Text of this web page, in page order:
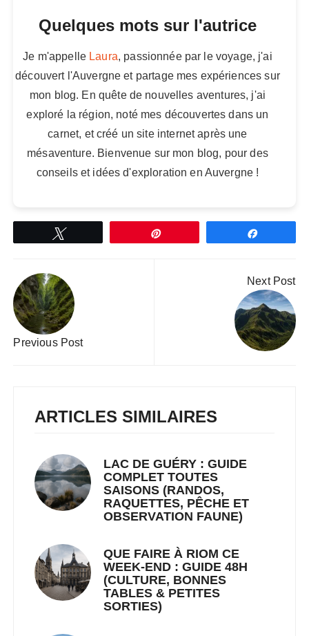
Quelques mots sur l'autrice
Je m'appelle Laura, passionnée par le voyage, j'ai
découvert l'Auvergne et partage mes expériences sur
mon blog. En quête de nouvelles aventures, j'ai
exploré la région, noté mes découvertes dans un
carnet, et créé un site internet après une
mésaventure. Bienvenue sur mon blog, pour des
conseils et idées d'exploration en Auvergne !
Navigation
de
l’article
Previous Post
Next Post
ARTICLES SIMILAIRES
LAC DE GUÉRY : GUIDE
COMPLET TOUTES
SAISONS (RANDOS,
RAQUETTES, PÊCHE ET
OBSERVATION FAUNE)
QUE FAIRE À RIOM CE
WEEK-END : GUIDE 48H
(CULTURE, BONNES
TABLES & PETITES
SORTIES)